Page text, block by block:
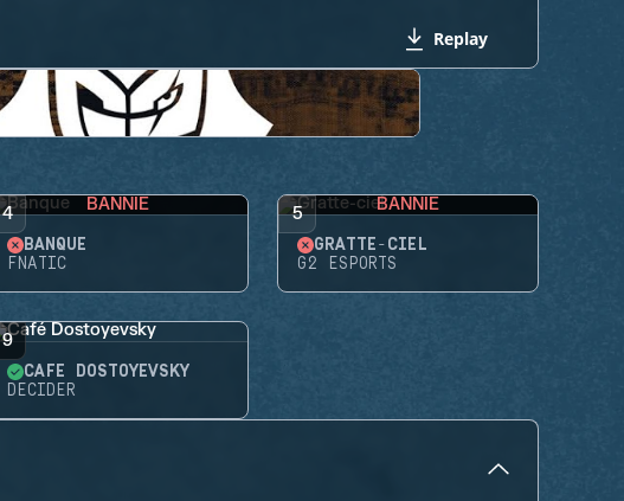
Replay
4 BANNIE
BANQUE
FNATIC
5 BANNIE
GRATTE-CIEL
G2 ESPORTS
9
CAFÉ DOSTOYEVSKY
DECIDER